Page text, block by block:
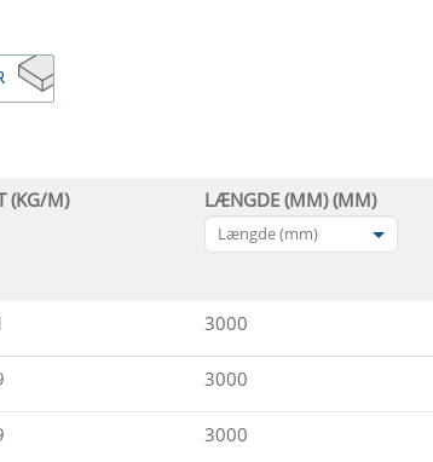
(KG/M) LÆNGDE (MM) (MM)
Længde (mm)
3000
3000
3000